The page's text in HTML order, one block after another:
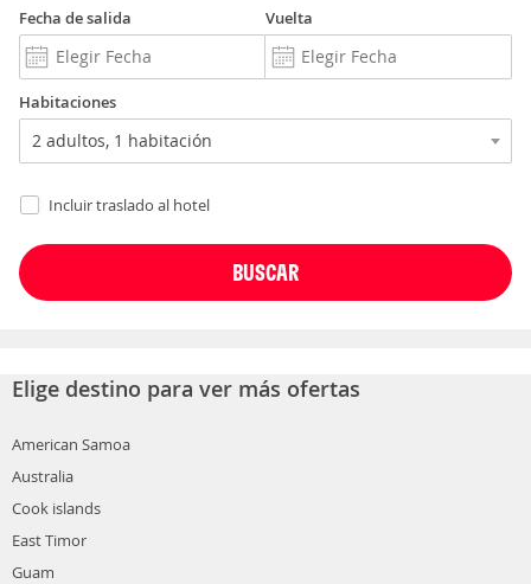
Fecha de salida Vuelta
Habitaciones
Incluir traslado al hotel
Elige destino para ver más ofertas
American Samoa
Australia
Cook islands
East Timor
Guam